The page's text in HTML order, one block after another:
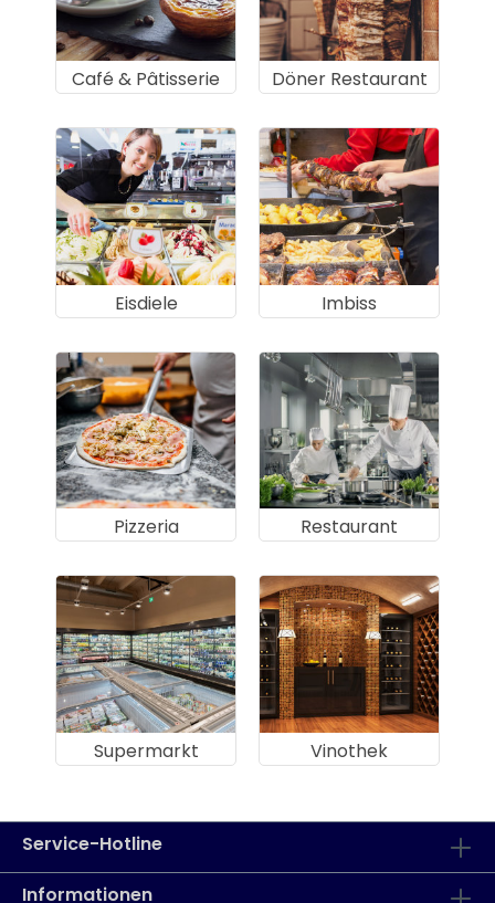
Café & Pâtisserie Döner Restaurant
Eisdiele Imbiss
Pizzeria Restaurant
Supermarkt Vinothek
Service-Hotline
Informationen